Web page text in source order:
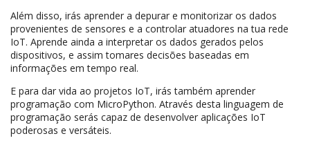
Além disso, irás aprender a depurar e monitorizar os dados
provenientes de sensores e a controlar atuadores na tua rede
IoT. Aprende ainda a interpretar os dados gerados pelos
dispositivos, e assim tomares decisões baseadas em
informações em tempo real.
E para dar vida ao projetos IoT, irás também aprender
programação com MicroPython. Através desta linguagem de
programação serás capaz de desenvolver aplicações IoT
poderosas e versáteis.